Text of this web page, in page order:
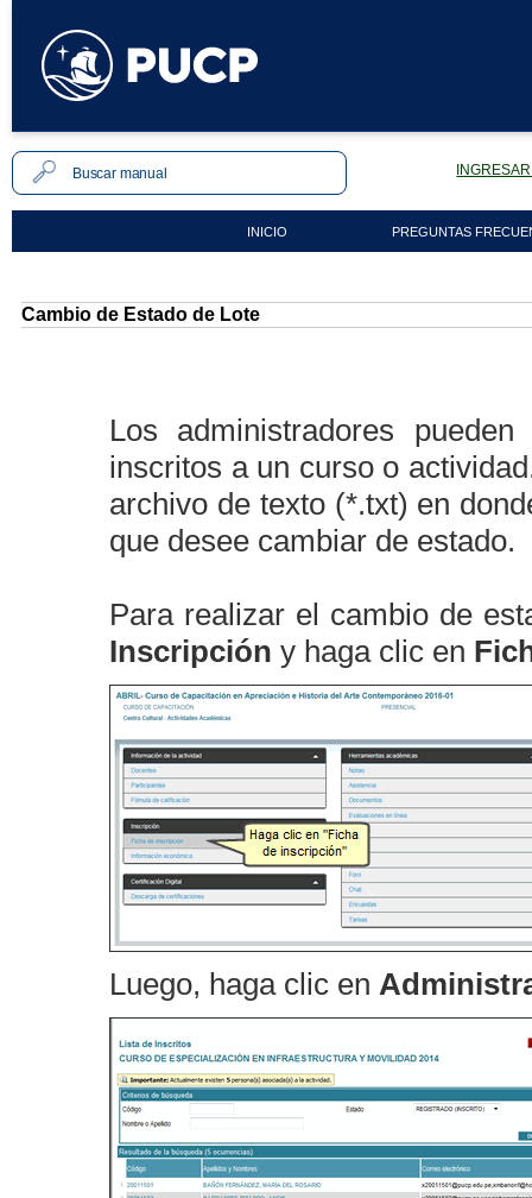
INICIO PREGUNTAS
Cambio de Estado de Lote
Los administradores
inscritos a un curso o
archivo de texto (*.txt) en
que desee cambiar de estado.
Para realizar el cambio de
Inscripción y haga clic en
Luego, haga clic en